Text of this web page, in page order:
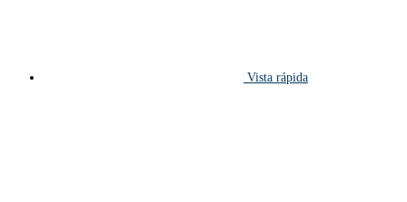
Vista rápida